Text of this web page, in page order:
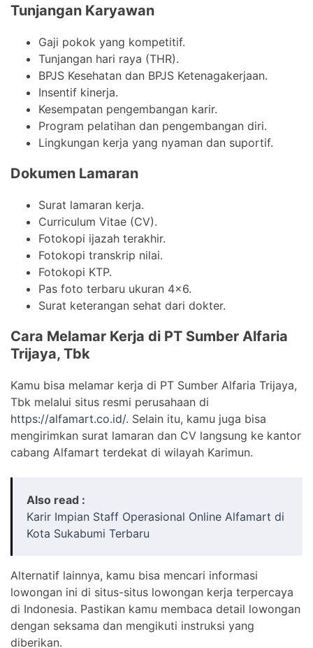
Tunjangan Karyawan
Gaji pokok yang kompetitif.
Tunjangan hari raya (THR).
BPJS Kesehatan dan BPJS Ketenagakerjaan.
Insentif kinerja.
Kesempatan pengembangan karir.
Program pelatihan dan pengembangan diri.
Lingkungan kerja yang nyaman dan suportif.
Dokumen Lamaran
Surat lamaran kerja.
Curriculum Vitae (CV).
Fotokopi ijazah terakhir.
Fotokopi transkrip nilai.
Fotokopi KTP.
Pas foto terbaru ukuran 4×6.
Surat keterangan sehat dari dokter.
Cara Melamar Kerja di PT Sumber Alfaria
Trijaya, Tbk
Kamu bisa melamar kerja di PT Sumber Alfaria Trijaya,
Tbk melalui situs resmi perusahaan di
https://alfamart.co.id/. Selain itu, kamu juga bisa
mengirimkan surat lamaran dan CV langsung ke kantor
cabang Alfamart terdekat di wilayah Karimun.
Also read :
Karir Impian Staff Operasional Online Alfamart di
Kota Sukabumi Terbaru
Alternatif lainnya, kamu bisa mencari informasi
lowongan ini di situs-situs lowongan kerja terpercaya
di Indonesia. Pastikan kamu membaca detail lowongan
dengan seksama dan mengikuti instruksi yang
diberikan.